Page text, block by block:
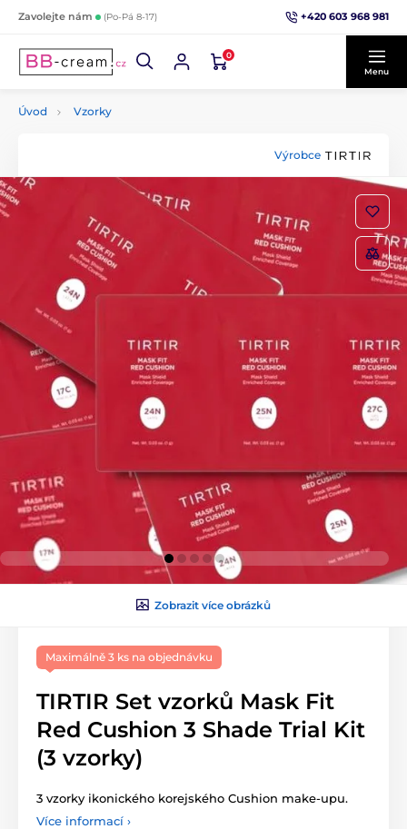
Zavolejte nám (Po-Pá 8-17) +420 603 968 981
0
Menu
Úvod Vzorky
Výrobce
Zobrazit více obrázků
Maximálně 3 ks na objednávku
TIRTIR Set vzorků Mask Fit
Red Cushion 3 Shade Trial Kit
(3 vzorky)
3 vzorky ikonického korejského Cushion make-upu.
Více informací ›